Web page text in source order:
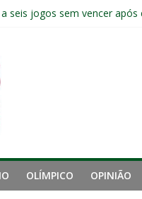
seis jogos sem vencer
amplia jejum do
inércia: A manutenção de
OLÍMPICO OPINIÃO